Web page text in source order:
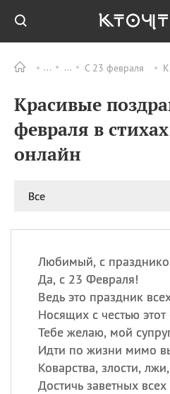
С 23 февраля
Красивые
февраля в
онлайн
Все
Любимый, с
Да, с 23 Февраля!
Ведь это праздник
Носящих с честью этот
Тебе желаю, мой
Идти по жизни мимо
Коварства, злости,
Достичь заветных